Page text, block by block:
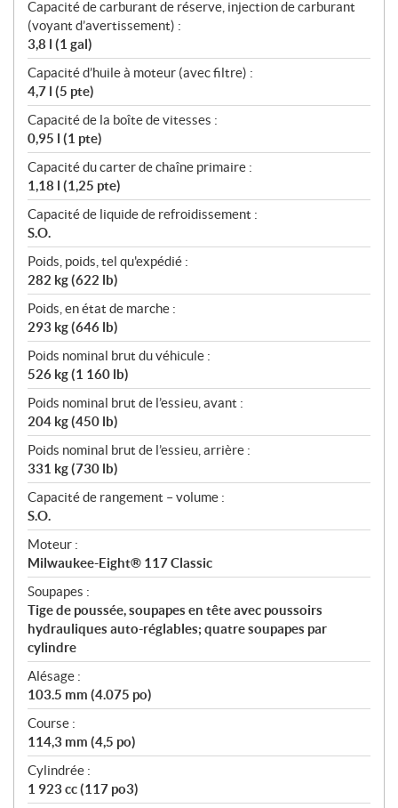
Capacité de carburant de réserve, injection de carburant
(voyant d’avertissement) :
3,8 l (1 gal)
Capacité d’huile à moteur (avec filtre) :
4,7 l (5 pte)
Capacité de la boîte de vitesses :
0,95 l (1 pte)
Capacité du carter de chaîne primaire :
1,18 l (1,25 pte)
Capacité de liquide de refroidissement :
S.O.
Poids, poids, tel qu'expédié :
282 kg (622 lb)
Poids, en état de marche :
293 kg (646 lb)
Poids nominal brut du véhicule :
526 kg (1 160 lb)
Poids nominal brut de l’essieu, avant :
204 kg (450 lb)
Poids nominal brut de l’essieu, arrière :
331 kg (730 lb)
Capacité de rangement – volume :
S.O.
Moteur :
Milwaukee-Eight® 117 Classic
Soupapes :
Tige de poussée, soupapes en tête avec poussoirs
hydrauliques auto-réglables; quatre soupapes par
cylindre
Alésage :
103.5 mm (4.075 po)
Course :
114,3 mm (4,5 po)
Cylindrée :
1 923 cc (117 po3)